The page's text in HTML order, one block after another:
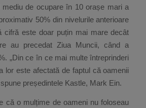
de ocupare în 10 orașe mari a
50% din nivelurile anterioare
cifră este doar puțin mai mare decât
au precedat Ziua Muncii, când a
„Din ce în ce mai multe întreprinderi
lor este afectată de faptul că oamenii
președintele Kastle, Mark Ein.
că o mulțime de oameni nu foloseau